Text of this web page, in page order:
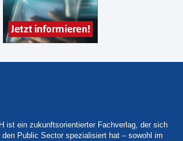
ist ein zukunftsorientierter Fachverlag, der sich
Public Sector spezialisiert hat – sowohl im